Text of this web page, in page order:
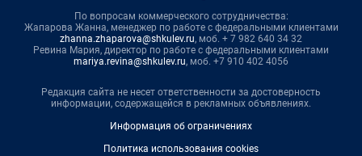
По вопросам коммерческого сотрудничества:
Жапарова Жанна, менеджер по работе с федеральными клиентами
zhanna.zhaparova@shkulev.ru, моб. + 7 982 640 34 32
Ревина Мария, директор по работе с федеральными клиентами
mariya.revina@shkulev.ru, моб. +7 910 402 4056
Редакция сайта не несет ответственности за достоверность
информации, содержащейся в рекламных объявлениях.
Информация об ограничениях
Политика использования cookies